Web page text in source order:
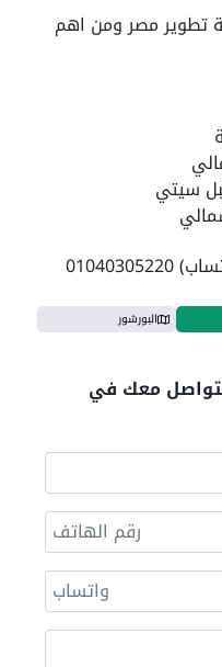
تطوير مصر ومن اهم
سيتي
البورشور
معك في